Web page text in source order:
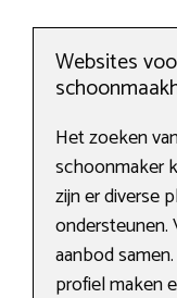
Websites
Het zoeken
schoonmaker
zijn er diverse
ondersteunen.
aanbod
profiel maken